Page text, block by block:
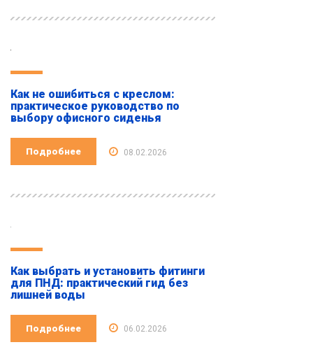
Как не ошибиться с креслом:
практическое руководство по
выбору офисного сиденья
Подробнее 08.02.2026
Как выбрать и установить фитинги
для ПНД: практический гид без
лишней воды
Подробнее 06.02.2026